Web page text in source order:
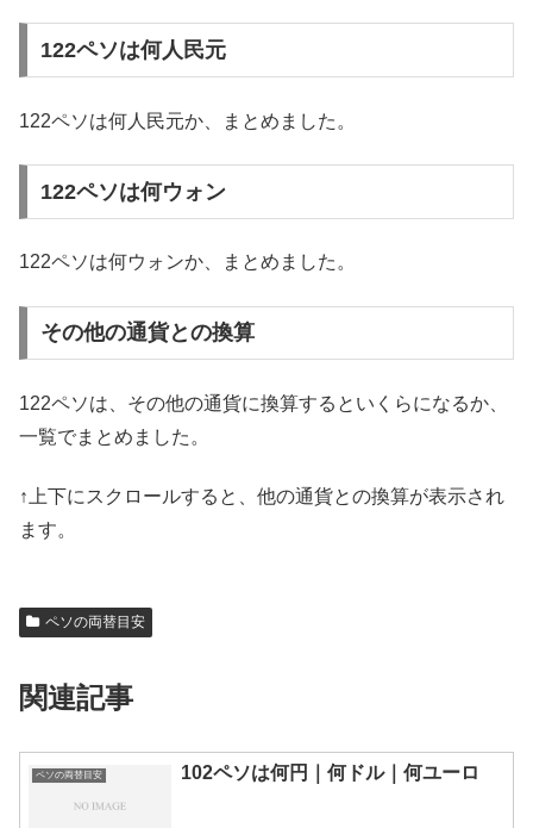
122ペソは何人民元
122ペソは何人民元か、まとめました。
122ペソは何ウォン
122ペソは何ウォンか、まとめました。
その他の通貨との換算
122ペソは、その他の通貨に換算するといくらになるか、
一覧でまとめました。
↑上下にスクロールすると、他の通貨との換算が表示され
ます。
ペソの両替目安
関連記事
ペソの両替目安 102ペソは何円｜何ドル｜何ユーロ